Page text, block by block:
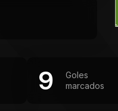
9
Goles
marcados